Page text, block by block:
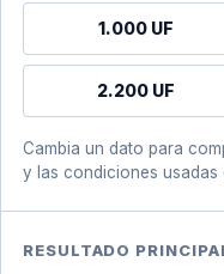
1.000 UF
2.200 UF
Cambia un dato para
y las condiciones usadas
RESULTADO